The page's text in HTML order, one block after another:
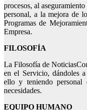
procesos, al
personal, a la mejora de
Programas de
Empresa.
FILOSOFÍA
La Filosofía de
en el Servicio, dándoles
ello y teniendo personal
necesidades.
EQUIPO HUMANO